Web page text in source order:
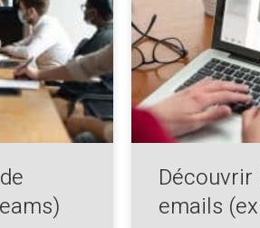
emails